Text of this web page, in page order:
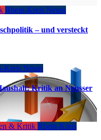
Rhein-Kreis Neuss
– und versteckt
Kreis Neuss
Kritik an Neusser
& Kritik Rhein-Kreis